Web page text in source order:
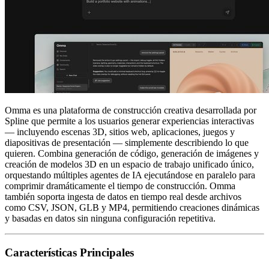
Omma es una plataforma de construcción creativa desarrollada por
Spline que permite a los usuarios generar experiencias interactivas
— incluyendo escenas 3D, sitios web, aplicaciones, juegos y
diapositivas de presentación — simplemente describiendo lo que
quieren. Combina generación de código, generación de imágenes y
creación de modelos 3D en un espacio de trabajo unificado único,
orquestando múltiples agentes de IA ejecutándose en paralelo para
comprimir dramáticamente el tiempo de construcción. Omma
también soporta ingesta de datos en tiempo real desde archivos
como CSV, JSON, GLB y MP4, permitiendo creaciones dinámicas
y basadas en datos sin ninguna configuración repetitiva.
Características Principales